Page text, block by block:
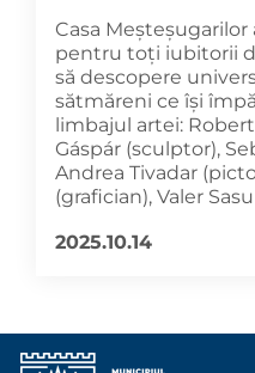
Casa
pentru toți iubitorii
să descopere
sătmăreni ce își
limbajul artei:
Gáspár (sculptor),
Andrea Tivadar
(grafician), Valer
2025.10.14